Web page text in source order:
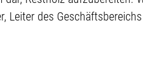
Leiter des